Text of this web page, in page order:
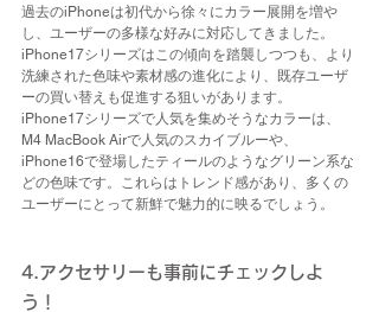
過去のiPhoneは初代から徐々にカラー展開を増や
し、ユーザーの多様な好みに対応してきました。
iPhone17シリーズはこの傾向を踏襲しつつも、より
洗練された色味や素材感の進化により、既存ユーザ
ーの買い替えも促進する狙いがあります。
iPhone17シリーズで人気を集めそうなカラーは、
M4 MacBook Airで人気のスカイブルーや、
iPhone16で登場したティールのようなグリーン系な
どの色味です。これらはトレンド感があり、多くの
ユーザーにとって新鮮で魅力的に映るでしょう。
4.アクセサリーも事前にチェックしよ
う！